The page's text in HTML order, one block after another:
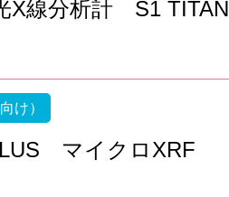
X線分析計 S1 TITAN
け）
マイクロXRF